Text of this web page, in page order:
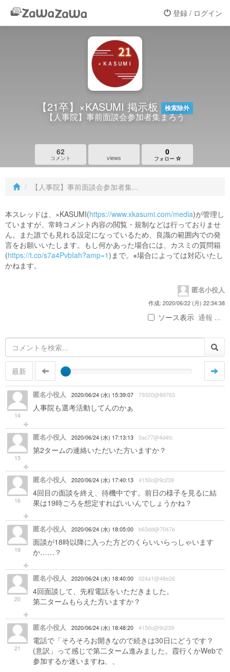
登録 / ログイン
【21卒】×KASUMI 掲示板 検索除外
【人事院】事前面談会参加者集まろう
62
コメント views
0
フォロー
【人事院】事前面談会参加者集...
本スレッドは、×KASUMI(https://www.xkasumi.com/media)が管理し
ていますが、常時コメント内容の閲覧・規制などは行っておりませ
ん。また誰でも見れる設定になっているため、良識の範囲内での発
言をお願いいたします。もし何かあった場合には、カスミの質問箱
(https://t.co/s7a4PvbIah?amp=1)まで。※場合によっては対応いたし
かねます。
匿名小役人
作成: 2020/06/22 (月) 22:34:38
ソース表示 通報 ...
最新
14
匿名小役人 2020/06/24 (水) 15:39:07 79320@89763
人事院も選考活動してんのかぁ
15
匿名小役人 2020/06/24 (水) 17:13:13 0ac77@4d4fc
第2タームの連絡いただいた方いますか？
16
匿名小役人 2020/06/24 (水) 17:40:13 4150c@9c239
4回目の面談を終え、待機中です。前日の様子を見るに結
果は19時ごろを想定すればいいんでしょうかね？
19
匿名小役人 2020/06/24 (水) 18:05:00 b63dd@7047e
面談が18時以降に入った方どのくらいいらっしゃいます
か……？
20
匿名小役人 2020/06/24 (水) 18:40:00 024a1@48e26
4回面談して、先程電話をいただきました。
第二タームもらえた方いますか？
21
匿名小役人 2020/06/24 (水) 18:48:20 4150c@9c239
電話で「そろそろお開きなので続きは30日にどうです？
(意訳」って感じで第二ターム進みました。霞行くかWebで
参加するか迷いますね、、